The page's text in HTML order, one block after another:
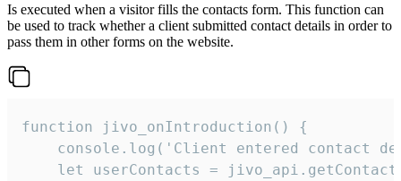
Is executed when a visitor fills the contacts form. This function can
be used to track whether a client submitted contact details in order to
pass them in other forms on the website.
function jivo_onIntroduction() {
console.log('Client entered contact
let userContacts =